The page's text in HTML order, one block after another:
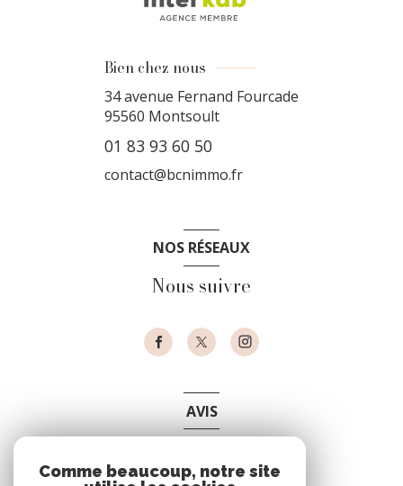
Bien chez nous
34 avenue Fernand Fourcade
95560 Montsoult
01 83 93 60 50
contact@bcnimmo.fr
NOS RÉSEAUX
Nous suivre
AVIS
Comme beaucoup, notre site